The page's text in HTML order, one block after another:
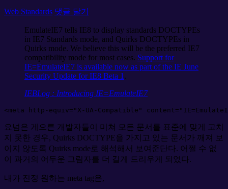
Web Standards 댓글 달기
EmulateIE7 tells IE8 to display standards DOCTYPEs
in IE7 Standards mode, and Quirks DOCTYPEs in
Quirks mode. We believe this will be the preferred IE7
compatibility mode for most cases. Support for
IE=EmulateIE7 is available now as part of the IE June
Security Update for IE8 Beta 1 .
IEBLog : Introducing IE=EmulateIE7
<meta http-equiv= "X-UA-Compatible " content= "
요넘은 게으른 개발자들이 미쳐 모든 문서를 표준에 맞게 고치
지 못한 경우, Quirks DOCTYPE을 가지고 있는 문서가 깨져 보
이지 않도록 Quirks mode로 해석해서 보여준단다. 어쩔 수 없
이 과거의 어두운 그림자를 더 길게 드리우게 되었다.
내가 진정 원하는 meta tag은,